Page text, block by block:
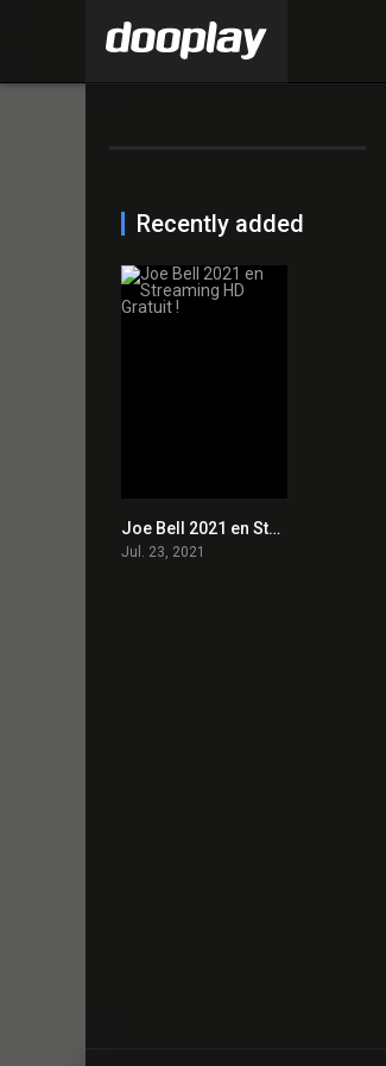
Recently added
5.5
Joe Bell 2021 en Streaming HD Gratuit !
Jul. 23, 2021